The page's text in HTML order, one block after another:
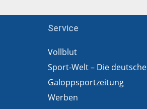
Service
Vollblut
Sport-Welt – Die deutsche
Galoppsportzeitung
Werben